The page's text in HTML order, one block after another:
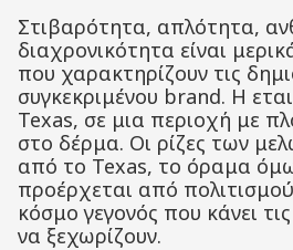
Στιβαρότητα, απλότητα,
διαχρονικότητα είναι
που χαρακτηρίζουν τις
συγκεκριμένου brand. Η
Texas, σε μια περιοχή με
στο δέρμα. Οι ρίζες των
από το Texas, το όραμα
προέρχεται από
κόσμο γεγονός που κάνει
να ξεχωρίζουν.